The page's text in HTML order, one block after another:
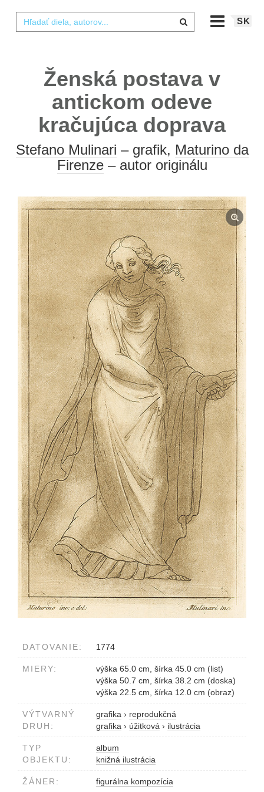
SK
Ženská postava v
antickom odeve
kračujúca doprava
Stefano Mulinari – grafik, Maturino da
Firenze– autor originálu
DATOVANIE: 1774
MIERY:
výška 65.0 cm, šírka 45.0 cm (list)
výška 50.7 cm, šírka 38.2 cm (doska)
výška 22.5 cm, šírka 12.0 cm (obraz)
VÝTVARNÝ
DRUH:
grafika › reprodukčná
grafika › úžitková › ilustrácia
TYP
OBJEKTU:
album
knižná ilustrácia
ŽÁNER: figurálna kompozícia